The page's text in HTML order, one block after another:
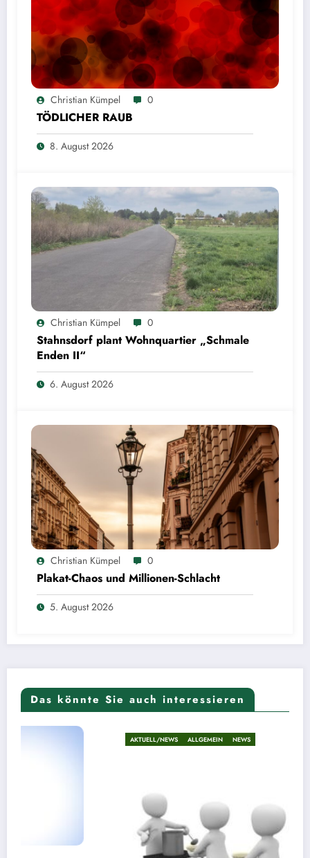
Christian Kümpel 0
TÖDLICHER RAUB
8. August 2026
Christian Kümpel 0
Stahnsdorf plant Wohnquartier „Schmale
Enden II“
6. August 2026
Christian Kümpel 0
Plakat-Chaos und Millionen-Schlacht
5. August 2026
Das könnte Sie auch interessieren
ALLGEMEIN NEWS